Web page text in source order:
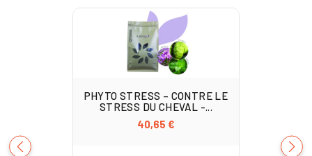
PHYTO STRESS – CONTRE LE
STRESS DU CHEVAL -...
40,65 €